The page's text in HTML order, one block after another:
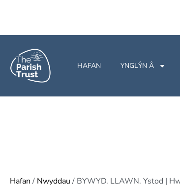
HAFAN YNGLŶN Â
Hafan / Nwyddau / BYWYD. LLAWN. Ystod |